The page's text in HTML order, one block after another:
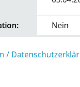
Nein
/